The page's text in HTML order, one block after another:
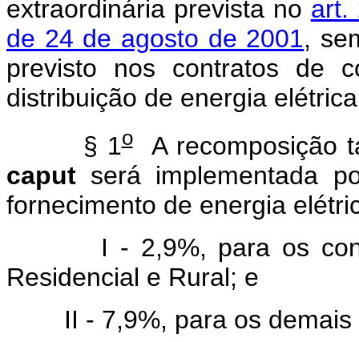
extraordinária prevista no art.
de 24 de agosto de 2001,
previsto nos contratos de
distribuição de energia
§ 1oA recomposição
caput será implementada
fornecimento de energia
I - 2,9%, para os
Residencial e Rural; e
II - 7,9%, para os demais